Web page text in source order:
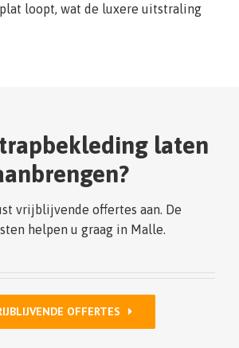
loopt, wat de luxere uitstraling
laten
vrijblijvende offertes aan. De
helpen u graag in Malle.
OFFERTES